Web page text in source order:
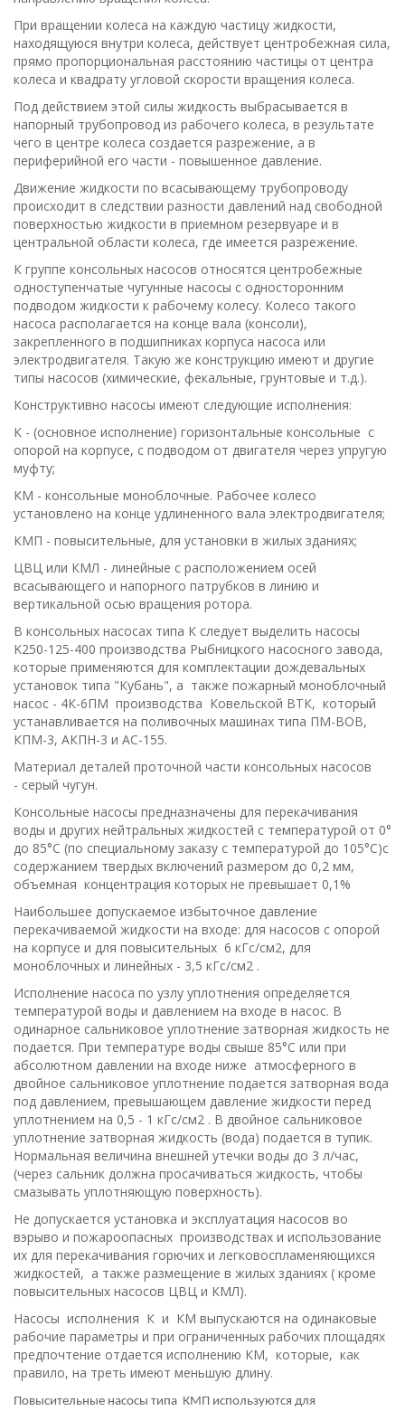
При вращении колеса на каждую частицу жидкости,
находящуюся внутри колеса, действует центробежная сила,
прямо пропорциональная расстоянию частицы от центра
колеса и квадрату угловой скорости вращения колеса.
Под действием этой силы жидкость выбрасывается в
напорный трубопровод из рабочего колеса, в результате
чего в центре колеса создается разрежение, а в
периферийной его части - повышенное давление.
Движение жидкости по всасывающему трубопроводу
происходит в следствии разности давлений над свободной
поверхностью жидкости в приемном резервуаре и в
центральной области колеса, где имеется разрежение.
К группе консольных насосов относятся центробежные
одноступенчатые чугунные насосы с односторонним
подводом жидкости к рабочему колесу. Колесо такого
насоса располагается на конце вала (консоли),
закрепленного в подшипниках корпуса насоса или
электродвигателя. Такую же конструкцию имеют и другие
типы насосов (химические, фекальные, грунтовые и т.д.).
Конструктивно насосы имеют следующие исполнения:
К - (основное исполнение) горизонтальные консольные с
опорой на корпусе, с подводом от двигателя через упругую
муфту;
КМ - консольные моноблочные. Рабочее колесо
установлено на конце удлиненного вала электродвигателя;
КМП - повысительные, для установки в жилых зданиях;
ЦВЦ или КМЛ - линейные с расположением осей
всасывающего и напорного патрубков в линию и
вертикальной осью вращения ротора.
В консольных насосах типа К следует выделить насосы
K250-125-400 производства Рыбницкого насосного завода,
которые применяются для комплектации дождевальных
установок типа "Кубань", а также пожар­ный моноблочный
насос - 4К-6ПМ производства Ковельской ВТК, который
устанавливается на поливочных машинах типа ПМ-ВОВ,
КПМ-3, АКПН-3 и АС-155.
Материал деталей проточной части консольных насосов
- серый чугун.
Консольные насосы предназначены для перекачивания
воды и других нейтральных жидкостей с температурой от 0°
до 85°С (по специальному заказу с температурой до 105°С)с
содержанием твердых включений размером до 0,2 мм,
объемная концентрация которых не превышает 0,1%
Наибольшее допускаемое избыточное давление
перекачиваемой жидкости на входе: для насосов с опорой
на корпусе и для повысительных 6 кГс/cм2, для
моноблочных и линейных - 3,5 кГс/см2 .
Исполнение насоса по узлу уплотнения определяется
температурой воды и давлением на входе в насос. В
одинарное сальниковое уплотнение затворная жидкость не
подается. При температуре воды свыше 85°С или при
абсолютном давлении на входе ниже атмосферного в
двойное сальниковое уплотнение подается затворная вода
под давлением, превышающем давление жидкости перед
уплотнением на 0,5 - 1 кГс/см2 . В двойное сальниковое
уплотнение затворная жидкость (вода) подается в тупик.
Нормальная величина внешней утечки воды до 3 л/час,
(через сальник должна просачиваться жидкость, чтобы
смазывать уплотняющую поверхность).
Не допускается установка и эксплуатация насосов во
вэрыво и пожароопасных производствах и использование
их для перекачивания горючих и легковоспламеняющихся
жидкостей, а также размещение в жилых зданиях ( кроме
повысительных насосов ЦВЦ и КМЛ).
Насосы исполнения К и КM выпускаются на одинаковые
рабочие параметры и при ограниченных рабочих площадях
предпочтение отдается исполнению КМ, которые, как
правило, на треть имеют меньшую длину.
Повысительные насосы типа КМП используются для